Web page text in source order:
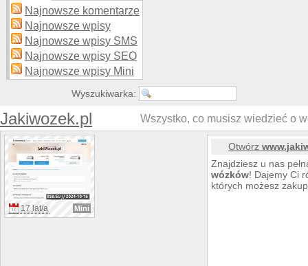
Najnowsze komentarze
Najnowsze wpisy
Najnowsze wpisy SMS
Najnowsze wpisy SEO
Najnowsze wpisy Mini
Wyszukiwarka:
Jakiwozek.pl Wszystko, co musisz wiedzieć o
17 lat/a Mini
Otwórz
Znajdziesz u nas
wózków! Dajemy Ci
których możesz